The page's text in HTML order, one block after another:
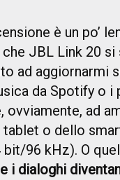
è un po’
JBL Link 20 si
ad aggiornarmi
da Spotify o i
ovviamente, ad
tablet o dello
96 kHz). O
i dialoghi